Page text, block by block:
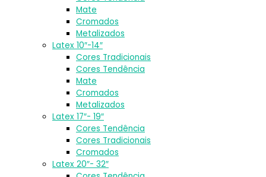
Mate
Cromados
Metalizados
Latex 10″-14″
Cores Tradicionais
Cores Tendência
Mate
Cromados
Metalizados
Latex 17″- 19″
Cores Tendência
Cores Tradicionais
Cromados
Latex 20″- 32″